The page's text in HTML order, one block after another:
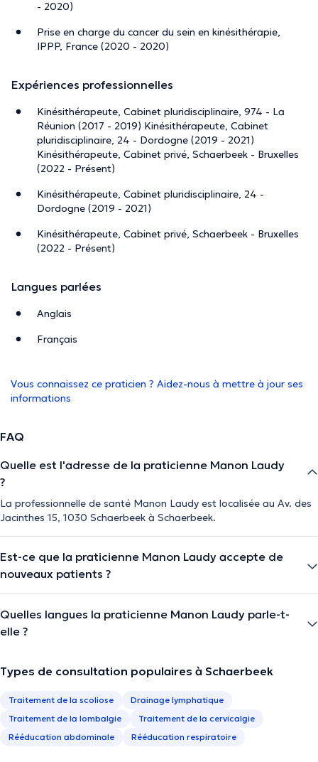
- 2020)
Prise en charge du cancer du sein en kinésithérapie,
IPPP, France (2020 - 2020)
Expériences professionnelles
Kinésithérapeute, Cabinet pluridisciplinaire, 974 - La
Réunion (2017 - 2019) Kinésithérapeute, Cabinet
pluridisciplinaire, 24 - Dordogne (2019 - 2021)
Kinésithérapeute, Cabinet privé, Schaerbeek - Bruxelles
(2022 - Présent)
Kinésithérapeute, Cabinet pluridisciplinaire, 24 -
Dordogne (2019 - 2021)
Kinésithérapeute, Cabinet privé, Schaerbeek - Bruxelles
(2022 - Présent)
Langues parlées
Anglais
Français
Vous connaissez ce praticien ? Aidez-nous à mettre à jour ses
informations
FAQ
Quelle est l'adresse de la praticienne Manon Laudy
?
La professionnelle de santé Manon Laudy est localisée au Av. des
Jacinthes 15, 1030 Schaerbeek à Schaerbeek.
Est-ce que la praticienne Manon Laudy accepte de
nouveaux patients ?
Quelles langues la praticienne Manon Laudy parle-t-
elle ?
Types de consultation populaires à Schaerbeek
Traitement de la scoliose
Drainage lymphatique
Traitement de la lombalgie
Traitement de la cervicalgie
Rééducation abdominale
Rééducation respiratoire